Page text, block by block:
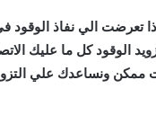
تعرضت الي نفاذ
الوقود كل ما عليك
ونساعدك علي التزود